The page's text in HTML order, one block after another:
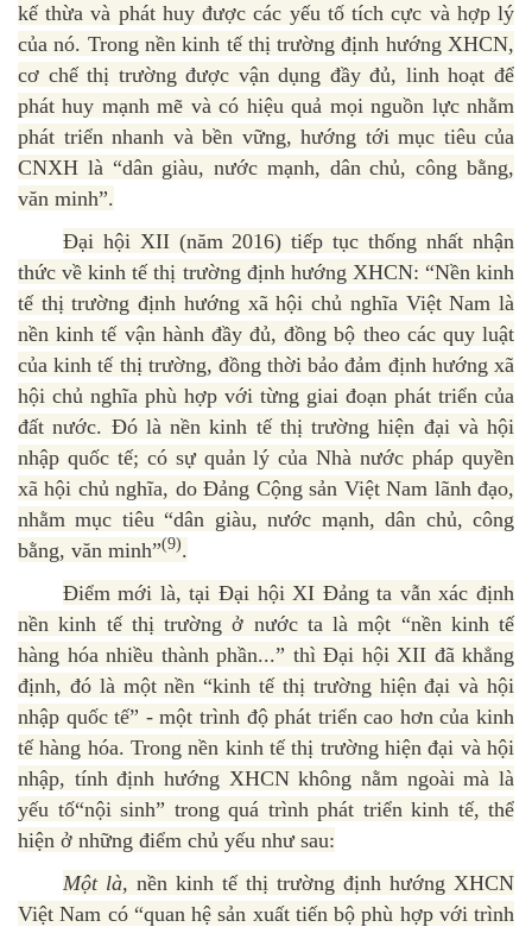
kế thừa và phát huy được các yếu tố tích cực và hợp lý
của nó. Trong nền kinh tế thị trường định hướng XHCN,
cơ chế thị trường được vận dụng đầy đủ, linh hoạt để
phát huy mạnh mẽ và có hiệu quả mọi nguồn lực nhằm
phát triển nhanh và bền vững, hướng tới mục tiêu của
CNXH là “dân giàu, nước mạnh, dân chủ, công bằng,
văn minh”.
Đại hội XII (năm 2016) tiếp tục thống nhất nhận
thức về kinh tế thị trường định hướng XHCN: “Nền kinh
tế thị trường định hướng xã hội chủ nghĩa Việt Nam là
nền kinh tế vận hành đầy đủ, đồng bộ theo các quy luật
của kinh tế thị trường, đồng thời bảo đảm định hướng xã
hội chủ nghĩa phù hợp với từng giai đoạn phát triển của
đất nước. Đó là nền kinh tế thị trường hiện đại và hội
nhập quốc tế; có sự quản lý của Nhà nước pháp quyền
xã hội chủ nghĩa, do Đảng Cộng sản Việt Nam lãnh đạo,
nhằm mục tiêu “dân giàu, nước mạnh, dân chủ, công
bằng, văn minh”(9).
Điểm mới là, tại Đại hội XI Đảng ta vẫn xác định
nền kinh tế thị trường ở nước ta là một “nền kinh tế
hàng hóa nhiều thành phần...” thì Đại hội XII đã khẳng
định, đó là một nền “kinh tế thị trường hiện đại và hội
nhập quốc tế” - một trình độ phát triển cao hơn của kinh
tế hàng hóa. Trong nền kinh tế thị trường hiện đại và hội
nhập, tính định hướng XHCN không nằm ngoài mà là
yếu tố“nội sinh” trong quá trình phát triển kinh tế, thể
hiện ở những điểm chủ yếu như sau:
Một là, nền kinh tế thị trường định hướng XHCN
Việt Nam có “quan hệ sản xuất tiến bộ phù hợp với trình